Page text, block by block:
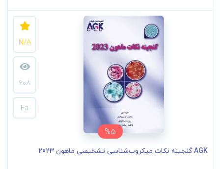
%5
N/A
608
Fa
AGK گنجینه نکات میکروب‌شناسی تشخیصی ماهون 2023